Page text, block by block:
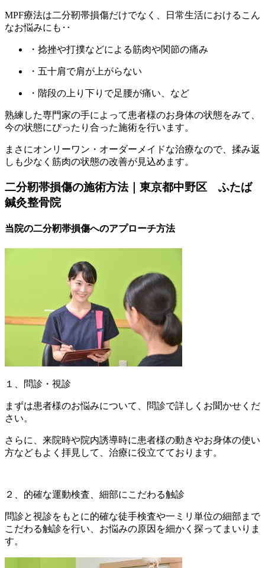
MPF療法は二分靭帯損傷だけでなく、日常生活におけるこん
なお悩みにも‥
・捻挫や打撲などによる筋肉や関節の痛み
・五十肩で肩が上がらない
・階段の上り下りで足腰が痛い、など
熟練した専門家の手によって患者様のお身体の状態をみて、
今の状態にぴったり合った施術を行います。
まさにオンリーワン・オーダーメイドな治療なので、揉み返
しも少なく筋肉の状態の改善が見込めます。
二分靭帯損傷の施術方法｜東京都中野区 ふたば
鍼灸整骨院
当院の二分靭帯損傷へのアプローチ方法
１、問診・視診
まずは患者様のお悩みについて、問診で詳しくお聞かせくだ
さい。
さらに、来院時や院内誘導時に患者様の動きやお身体の使い
方などもよく拝見して、治療に役立てております。
２、的確な運動検査、細部にこだわる触診
問診と視診をもとに的確な徒手検査や一ミリ単位の細部まで
こだわる触診を行い、お悩みの原因を細かく探ってまいりま
す。